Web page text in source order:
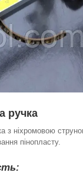
ручка
з ніхромовою
пінопласту.